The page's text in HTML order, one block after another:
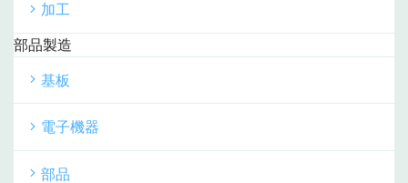
加工
部品製造
基板
電子機器
部品